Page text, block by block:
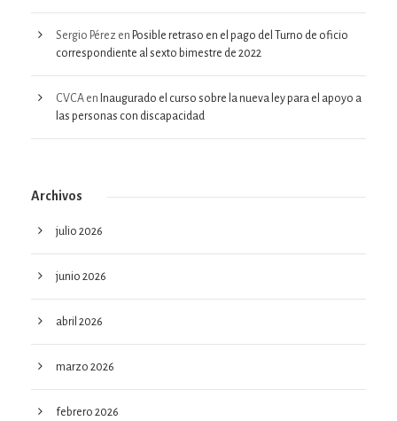
Sergio Pérez en Posible retraso en el pago del Turno de oficio
correspondiente al sexto bimestre de 2022
CVCA en Inaugurado el curso sobre la nueva ley para el apoyo a
las personas con discapacidad
Archivos
julio 2026
junio 2026
abril 2026
marzo 2026
febrero 2026